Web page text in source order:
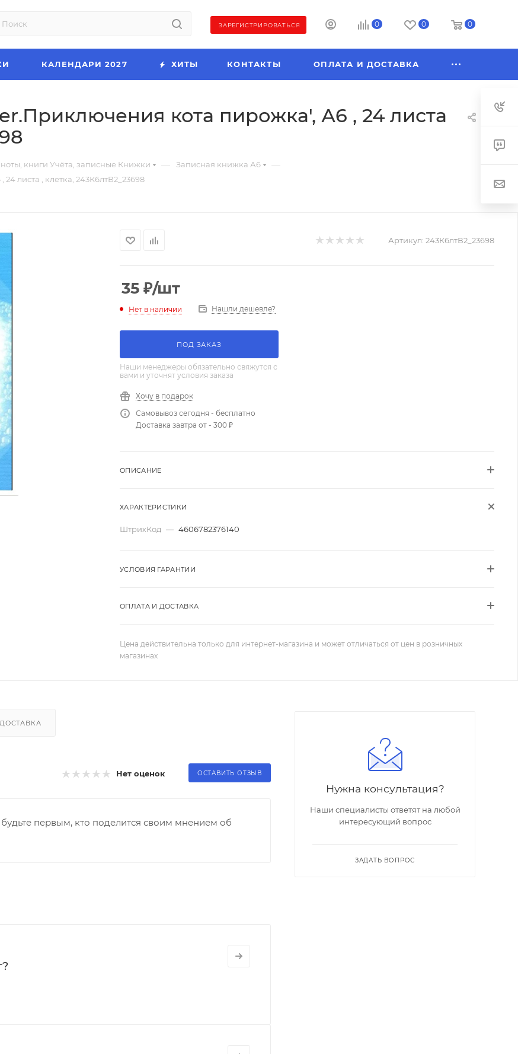
ЗАРЕГИСТРИРОВАТЬСЯ 0 0 0
КАЛЕНДАРИ 2027 ХИТЫ КОНТАКТЫ ОПЛАТА И ДОСТАВКА
кота пирожка', А6 , 24 листа
книги Учёта, записные Книжки — Записная книжка А6 —
листа , клетка, 243К6лтВ2_23698
Артикул: 243К6лтВ2_23698
35 ₽/шт
Нет в наличии Нашли дешевле?
ПОД ЗАКАЗ
Наши менеджеры обязательно свяжутся с
вами и уточнят условия заказа
Хочу в подарок
Самовывоз сегодня - бесплатно
Доставка завтра от - 300 ₽
ОПИСАНИЕ
ХАРАКТЕРИСТИКИ
ШтрихКод — 4606782376140
УСЛОВИЯ ГАРАНТИИ
ОПЛАТА И ДОСТАВКА
Цена действительна только для интернет-магазина и может отличаться от цен в розничных
магазинах
ДОСТАВКА
Нет оценок ОСТАВИТЬ ОТЗЫВ
первым, кто поделится своим мнением об
Нужна консультация?
Наши специалисты ответят на любой
интересующий вопрос
ЗАДАТЬ ВОПРОС